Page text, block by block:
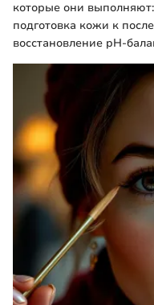
которые они
подготовка кожи к
восстановление pH-